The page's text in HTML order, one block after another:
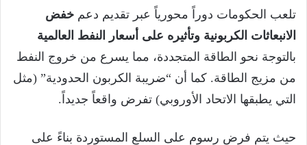
تلعب الحكومات دوراً محورياً عبر تقديم دعم خفض
الانبعاثات الكربونية وتأثيره على أسعار النفط العالمية
بالتوجة نحو الطاقة المتجددة، مما يسرع من خروج النفط
من مزيج الطاقة. كما أن “ضريبة الكربون الحدودية” (مثل
التي يطبقها الاتحاد الأوروبي) تفرض واقعاً جديداً.
حيث يتم فرض رسوم على السلع المستوردة بناءً على